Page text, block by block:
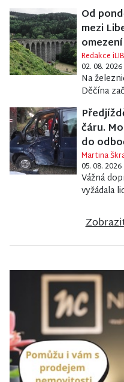
Od
mezi
omezení
Redakce
02. 08. 2026
Na
Děčína
čáru.
do
Martina
05. 08. 2026
Vážná
vyžádala